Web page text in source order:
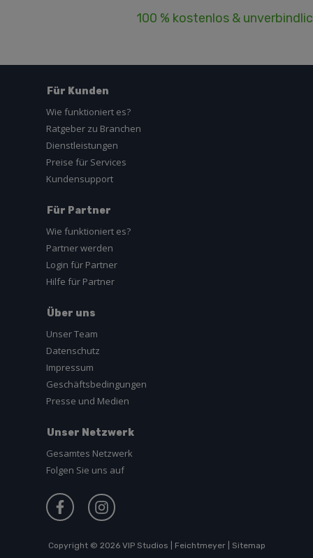
100 % kostenlos &
Für Kunden
Wie funktioniert es?
Ratgeber zu Branchen
Dienstleistungen
Preise für Services
Kundensupport
Für Partner
Wie funktioniert es?
Partner werden
Login für Partner
Hilfe für Partner
Über uns
Unser Team
Datenschutz
Impressum
Geschäftsbedingungen
Presse und Medien
Unser Netzwerk
Gesamtes Netzwerk
Folgen Sie uns auf
Copyright © 2026 VIP Studios | Feichtmeyer| Sitemap